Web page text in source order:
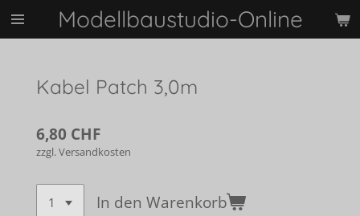
Zum
Modellbaustudio-Online
Kabel Patch 3,0m
6,80 CHF
zzgl. Versandkosten
In den Warenkorb